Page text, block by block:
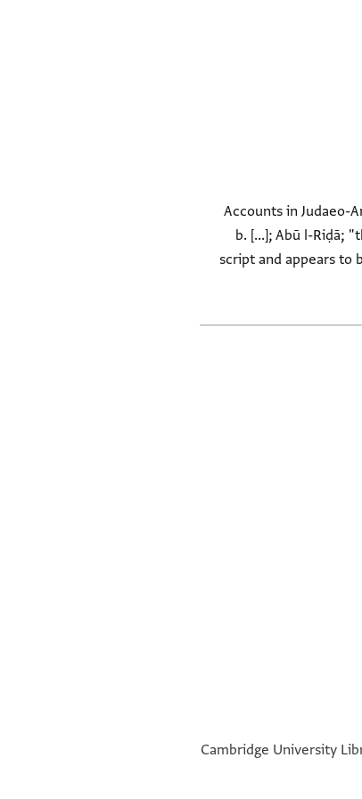
Accounts in Judaeo-
b. [...]; Abū l-Riḍā;
script and appears to
Cambridge University